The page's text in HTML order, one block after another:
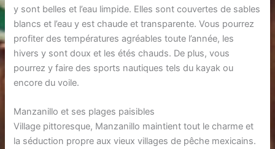
y sont belles et l’eau limpide. Elles sont couvertes de sables
blancs et l’eau y est chaude et transparente. Vous pourrez
profiter des températures agréables toute l’année, les
hivers y sont doux et les étés chauds. De plus, vous
pourrez y faire des sports nautiques tels du kayak ou
encore du voile.
Manzanillo et ses plages paisibles
Village pittoresque, Manzanillo maintient tout le charme et
la séduction propre aux vieux villages de pêche mexicains.